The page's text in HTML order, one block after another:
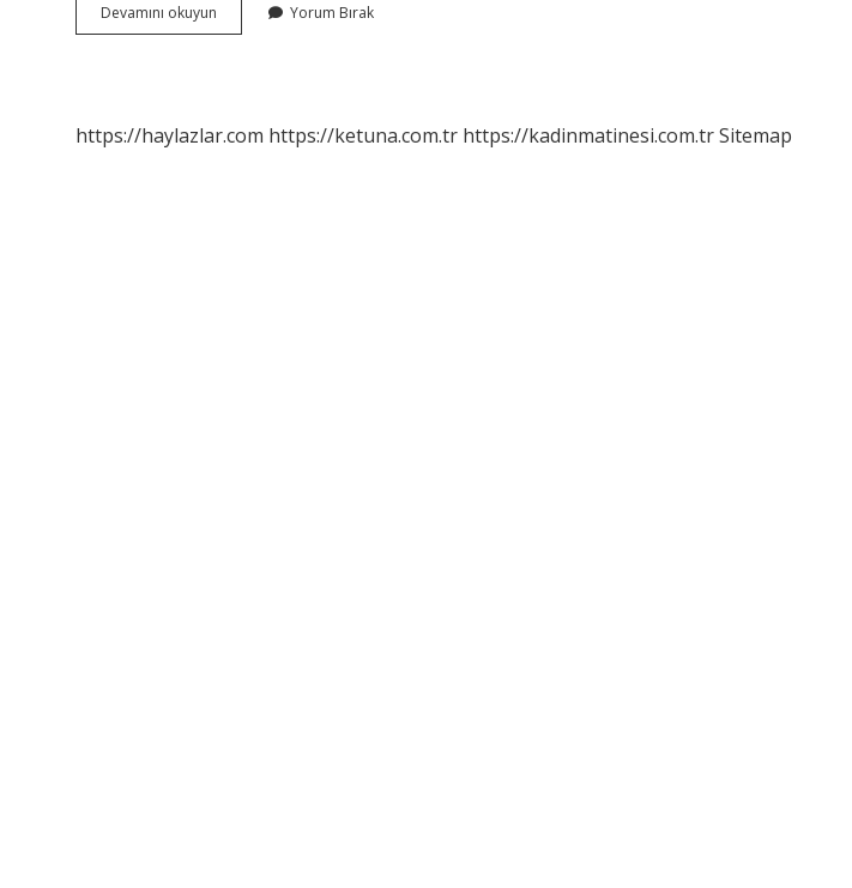
Devamını okuyun Hamilelikten
Önce
Yorum Bırak
https://haylazlar.com https://ketuna.com.tr https://kadinmatinesi.com.trSitemap